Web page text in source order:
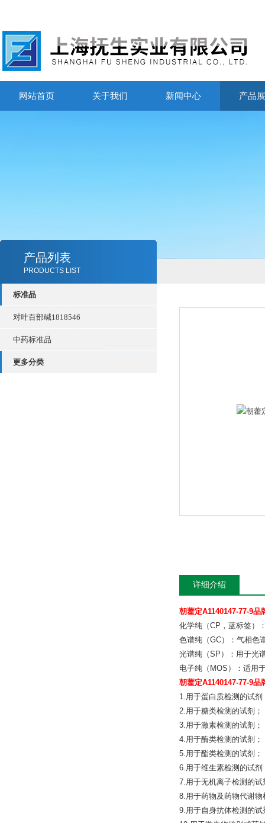
网站首页 关于我们 新闻中心 产品
产品列表
PRODUCTS LIST
标准品
对叶百部碱1818546
中药标准品
更多分类
详细介绍
朝藿定A1140147-77-9品
化学纯（CP，蓝标签）
色谱纯（GC）：气相色
光谱纯（SP）：用于光
电子纯（MOS）：适用
朝藿定A1140147-77-9品
1.用于蛋白质检测的试剂
2.用于糖类检测的试剂；
3.用于激素检测的试剂；
4.用于酶类检测的试剂；
5.用于酯类检测的试剂；
6.用于维生素检测的试剂
7.用于无机离子检测的试
8.用于药物及药物代谢物
9.用于自身抗体检测的试